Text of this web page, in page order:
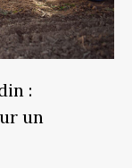
:
un